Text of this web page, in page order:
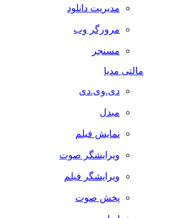
مدیریت دانلود
مرورگر وب
مسنجر
مالتی مدیا
دی.وی.دی
مبدل
نمایش فیلم
ویرایشگر صوت
ویرایشگر فیلم
پخش صوت